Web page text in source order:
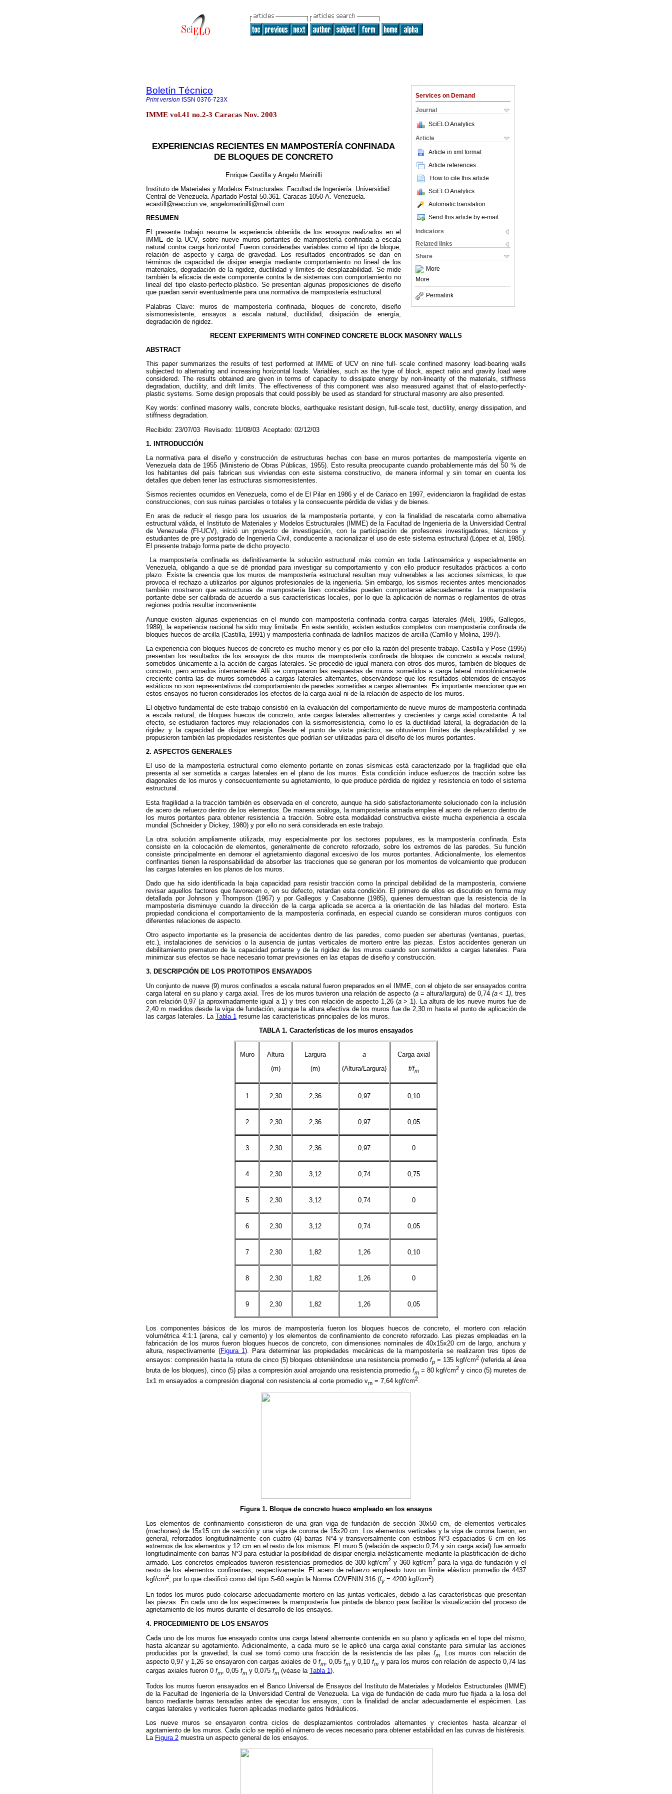
Services on Demand
Journal
SciELO Analytics
Article
Article in xml format
Article references
How to cite this article
SciELO Analytics
Automatic translation
Send this article by e-mail
Indicators
Related links
Share
More
More
Permalink
Boletín Técnico
Print version ISSN 0376-723X
IMME vol.41 no.2-3 Caracas Nov. 2003
EXPERIENCIAS RECIENTES EN MAMPOSTERÍA CONFINADA
DE BLOQUES DE CONCRETO
Enrique Castilla y Angelo Marinilli
Instituto de Materiales y Modelos Estructurales. Facultad de Ingeniería. Universidad
Central de Venezuela. Apartado Postal 50.361. Caracas 1050-A. Venezuela.
ecastill@reacciun.ve, angelomarinilli@mail.com
RESUMEN
El presente trabajo resume la experiencia obtenida de los ensayos realizados en el
IMME de la UCV, sobre nueve muros portantes de mampostería confinada a escala
natural contra carga horizontal. Fueron consideradas variables como el tipo de bloque,
relación de aspecto y carga de gravedad. Los resultados encontrados se dan en
términos de capacidad de disipar energía mediante comportamiento no lineal de los
materiales, degradación de la rigidez, ductilidad y límites de desplazabilidad. Se mide
también la eficacia de este componente contra la de sistemas con comportamiento no
lineal del tipo elasto-perfecto-plástico. Se presentan algunas proposiciones de diseño
que puedan servir eventualmente para una normativa de mampostería estructural.
Palabras Clave: muros de mampostería confinada, bloques de concreto, diseño
sismorresistente, ensayos a escala natural, ductilidad, disipación de energía,
degradación de rigidez.
RECENT EXPERIMENTS WITH CONFINED CONCRETE BLOCK MASONRY WALLS
ABSTRACT
This paper summarizes the results of test performed at IMME of UCV on nine full- scale confined masonry load-bearing walls
subjected to alternating and increasing horizontal loads. Variables, such as the type of block, aspect ratio and gravity load were
considered. The results obtained are given in terms of capacity to dissipate energy by non-linearity of the materials, stiffness
degradation, ductility, and drift limits. The effectiveness of this component was also measured against that of elasto-perfectly-
plastic systems. Some design proposals that could possibly be used as standard for structural masonry are also presented.
Key words: confined masonry walls, concrete blocks, earthquake resistant design, full-scale test, ductility, energy dissipation, and
stiffness degradation.
Recibido: 23/07/03 Revisado: 11/08/03 Aceptado: 02/12/03
1. INTRODUCCIÓN
La normativa para el diseño y construcción de estructuras hechas con base en muros portantes de mampostería vigente en
Venezuela data de 1955 (Ministerio de Obras Públicas, 1955). Esto resulta preocupante cuando probablemente más del 50 % de
los habitantes del país fabrican sus viviendas con este sistema constructivo, de manera informal y sin tomar en cuenta los
detalles que deben tener las estructuras sismorresistentes.
Sismos recientes ocurridos en Venezuela, como el de El Pilar en 1986 y el de Cariaco en 1997, evidenciaron la fragilidad de estas
construcciones, con sus ruinas parciales o totales y la consecuente pérdida de vidas y de bienes.
En aras de reducir el riesgo para los usuarios de la mampostería portante, y con la finalidad de rescatarla como alternativa
estructural válida, el Instituto de Materiales y Modelos Estructurales (IMME) de la Facultad de Ingeniería de la Universidad Central
de Venezuela (FI-UCV), inició un proyecto de investigación, con la participación de profesores investigadores, técnicos y
estudiantes de pre y postgrado de Ingeniería Civil, conducente a racionalizar el uso de este sistema estructural (López et al, 1985).
El presente trabajo forma parte de dicho proyecto.
La mampostería confinada es definitivamente la solución estructural más común en toda Latinoamérica y especialmente en
Venezuela, obligando a que se dé prioridad para investigar su comportamiento y con ello producir resultados prácticos a corto
plazo. Existe la creencia que los muros de mampostería estructural resultan muy vulnerables a las acciones sísmicas, lo que
provoca el rechazo a utilizarlos por algunos profesionales de la ingeniería. Sin embargo, los sismos recientes antes mencionados
también mostraron que estructuras de mampostería bien concebidas pueden comportarse adecuadamente. La mampostería
portante debe ser calibrada de acuerdo a sus características locales, por lo que la aplicación de normas o reglamentos de otras
regiones podría resultar inconveniente.
Aunque existen algunas experiencias en el mundo con mampostería confinada contra cargas laterales (Meli, 1985, Gallegos,
1989), la experiencia nacional ha sido muy limitada. En este sentido, existen estudios completos con mampostería confinada de
bloques huecos de arcilla (Castilla, 1991) y mampostería confinada de ladrillos macizos de arcilla (Carrillo y Molina, 1997).
La experiencia con bloques huecos de concreto es mucho menor y es por ello la razón del presente trabajo. Castilla y Pose (1995)
presentan los resultados de los ensayos de dos muros de mampostería confinada de bloques de concreto a escala natural,
sometidos únicamente a la acción de cargas laterales. Se procedió de igual manera con otros dos muros, también de bloques de
concreto, pero armados internamente. Allí se compararon las respuestas de muros sometidos a carga lateral monotónicamente
creciente contra las de muros sometidos a cargas laterales alternantes, observándose que los resultados obtenidos de ensayos
estáticos no son representativos del comportamiento de paredes sometidas a cargas alternantes. Es importante mencionar que en
estos ensayos no fueron considerados los efectos de la carga axial ni de la relación de aspecto de los muros.
El objetivo fundamental de este trabajo consistió en la evaluación del comportamiento de nueve muros de mampostería confinada
a escala natural, de bloques huecos de concreto, ante cargas laterales alternantes y crecientes y carga axial constante. A tal
efecto, se estudiaron factores muy relacionados con la sismorresistencia, como lo es la ductilidad lateral, la degradación de la
rigidez y la capacidad de disipar energía. Desde el punto de vista práctico, se obtuvieron límites de desplazabilidad y se
propusieron también las propiedades resistentes que podrían ser utilizadas para el diseño de los muros portantes.
2. ASPECTOS GENERALES
El uso de la mampostería estructural como elemento portante en zonas sísmicas está caracterizado por la fragilidad que ella
presenta al ser sometida a cargas laterales en el plano de los muros. Esta condición induce esfuerzos de tracción sobre las
diagonales de los muros y consecuentemente su agrietamiento, lo que produce pérdida de rigidez y resistencia en todo el sistema
estructural.
Esta fragilidad a la tracción también es observada en el concreto, aunque ha sido satisfactoriamente solucionado con la inclusión
de acero de refuerzo dentro de los elementos. De manera análoga, la mampostería armada emplea el acero de refuerzo dentro de
los muros portantes para obtener resistencia a tracción. Sobre esta modalidad constructiva existe mucha experiencia a escala
mundial (Schneider y Dickey, 1980) y por ello no será considerada en este trabajo.
La otra solución ampliamente utilizada, muy especialmente por los sectores populares, es la mampostería confinada. Esta
consiste en la colocación de elementos, generalmente de concreto reforzado, sobre los extremos de las paredes. Su función
consiste principalmente en demorar el agrietamiento diagonal excesivo de los muros portantes. Adicionalmente, los elementos
confinantes tienen la responsabilidad de absorber las tracciones que se generan por los momentos de volcamiento que producen
las cargas laterales en los planos de los muros.
Dado que ha sido identificada la baja capacidad para resistir tracción como la principal debilidad de la mampostería, conviene
revisar aquellos factores que favorecen o, en su defecto, retardan esta condición. El primero de ellos es discutido en forma muy
detallada por Johnson y Thompson (1967) y por Gallegos y Casabonne (1985), quienes demuestran que la resistencia de la
mampostería disminuye cuando la dirección de la carga aplicada se acerca a la orientación de las hiladas del mortero. Esta
propiedad condiciona el comportamiento de la mampostería confinada, en especial cuando se consideran muros contiguos con
diferentes relaciones de aspecto.
Otro aspecto importante es la presencia de accidentes dentro de las paredes, como pueden ser aberturas (ventanas, puertas,
etc.), instalaciones de servicios o la ausencia de juntas verticales de mortero entre las piezas. Estos accidentes generan un
debilitamiento prematuro de la capacidad portante y de la rigidez de los muros cuando son sometidos a cargas laterales. Para
minimizar sus efectos se hace necesario tomar previsiones en las etapas de diseño y construcción.
3. DESCRIPCIÓN DE LOS PROTOTIPOS ENSAYADOS
Un conjunto de nueve (9) muros confinados a escala natural fueron preparados en el IMME, con el objeto de ser ensayados contra
carga lateral en su plano y carga axial. Tres de los muros tuvieron una relación de aspecto (a= altura/largura) de 0,74(a < 1), tres
con relación 0,97 (aaproximadamente igual a 1) y tres con relación de aspecto 1,26 (a> 1). La altura de los nueve muros fue de
2,40 m medidos desde la viga de fundación, aunque la altura efectiva de los muros fue de 2,30 m hasta el punto de aplicación de
las cargas laterales. La Tabla 1 resume las características principales de los muros.
TABLA 1. Características de los muros ensayados
Muro
Altura
(m)
Largura
(m)
a
(Altura/Largura)
Carga axial
f/fm
1 2,30 2,36 0,97 0,10
2 2,30 2,36 0,97 0,05
3 2,30 2,36 0,97 0
4 2,30 3,12 0,74 0,75
5 2,30 3,12 0,74 0
6 2,30 3,12 0,74 0,05
7 2,30 1,82 1,26 0,10
8 2,30 1,82 1,26 0
9 2,30 1,82 1,26 0,05
Los componentes básicos de los muros de mampostería fueron los bloques huecos de concreto, el mortero con relación
volumétrica 4:1:1 (arena, cal y cemento) y los elementos de confinamiento de concreto reforzado. Las piezas empleadas en la
fabricación de los muros fueron bloques huecos de concreto, con dimensiones nominales de 40x15x20 cm de largo, anchura y
altura, respectivamente (Figura 1). Para determinar las propiedades mecánicas de la mampostería se realizaron tres tipos de
ensayos: compresión hasta la rotura de cinco (5) bloques obteniéndose una resistencia promediofp = 135 kgf/cm2(referida al área
bruta de los bloques), cinco (5) pilas a compresión axial arrojando una resistencia promedio fm = 80 kgf/cm2 y cinco (5) muretes de
1x1 m ensayados a compresión diagonal con resistencia al corte promedio vm = 7,64 kgf/cm2.
Figura 1. Bloque de concreto hueco empleado en los ensayos
Los elementos de confinamiento consistieron de una gran viga de fundación de sección 30x50 cm, de elementos verticales
(machones) de 15x15 cm de sección y una viga de corona de 15x20 cm. Los elementos verticales y la viga de corona fueron, en
general, reforzados longitudinalmente con cuatro (4) barras N°4 y transversalmente con estribos N°3 espaciados 6 cm en los
extremos de los elementos y 12 cm en el resto de los mismos. El muro 5 (relación de aspecto 0,74 y sin carga axial) fue armado
longitudinalmente con barras N°3 para estudiar la posibilidad de disipar energía inelásticamente mediante la plastificación de dicho
armado. Los concretos empleados tuvieron resistencias promedios de 300 kgf/cm2 y 360 kgf/cm2 para la viga de fundación y el
resto de los elementos confinantes, respectivamente. El acero de refuerzo empleado tuvo un límite elástico promedio de 4437
kgf/cm2, por lo que clasificó como del tipo S-60 según la Norma COVENIN 316 (fy = 4200 kgf/cm2).
En todos los muros pudo colocarse adecuadamente mortero en las juntas verticales, debido a las características que presentan
las piezas. En cada uno de los especímenes la mampostería fue pintada de blanco para facilitar la visualización del proceso de
agrietamiento de los muros durante el desarrollo de los ensayos.
4. PROCEDIMIENTO DE LOS ENSAYOS
Cada uno de los muros fue ensayado contra una carga lateral alternante contenida en su plano y aplicada en el tope del mismo,
hasta alcanzar su agotamiento. Adicionalmente, a cada muro se le aplicó una carga axial constante para simular las acciones
producidas por la gravedad, la cual se tomó como una fracción de la resistencia de las pilas fm. Los muros con relación de
aspecto 0,97 y 1,26 se ensayaron con cargas axiales de 0 fm, 0,05fm y 0,10fm y para los muros con relación de aspecto 0,74 las
cargas axiales fueron 0 fm , 0,05 fm y 0,075 fm (véase la Tabla 1 ).
Todos los muros fueron ensayados en el Banco Universal de Ensayos del Instituto de Materiales y Modelos Estructurales (IMME)
de la Facultad de Ingeniería de la Universidad Central de Venezuela. La viga de fundación de cada muro fue fijada a la losa del
banco mediante barras tensadas antes de ejecutar los ensayos, con la finalidad de anclar adecuadamente el espécimen. Las
cargas laterales y verticales fueron aplicadas mediante gatos hidráulicos.
Los nueve muros se ensayaron contra ciclos de desplazamientos controlados alternantes y crecientes hasta alcanzar el
agotamiento de los muros. Cada ciclo se repitió el número de veces necesario para obtener estabilidad en las curvas de histéresis.
La Figura 2 muestra un aspecto general de los ensayos.